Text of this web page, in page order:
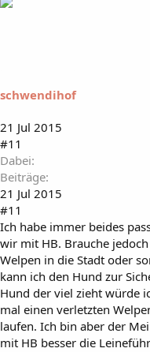
schwendihof
21 Jul 2015
#11
Dabei
Beiträge
21 Jul 2015
#11
Ich habe immer beides
wir mit HB. Brauche
Welpen in die Stadt oder
kann ich den Hund zur
Hund der viel zieht würde
mal einen verletzten
laufen. Ich bin aber der
mit HB besser die